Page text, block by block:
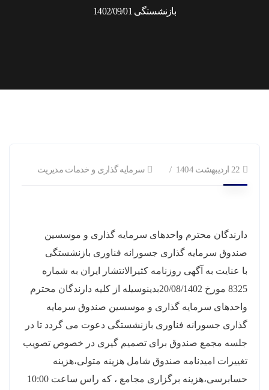
بازنشستگی 1402/09/01
22 اردیبهشت 1404 سرمایه گذاری و خدمات مدیریت
دارندگان محترم واحدهای سرمایه گذاری و موسسین
صندوق سرمایه گذاری جسورانه فناوری بازنشستگی
با عنایت به آگهی روزنامه کثیرالانتشار ایران به شماره
8325 مورخ 20/08/1402بدینوسیله از کلیه دارندگان محترم
واحدهای سرمایه گذاری و موسسین صندوق سرمایه
گذاری جسورانه فناوری بازنشستگی دعوت می گردد تا در
جلسه مجمع صندوق برای تصمیم گیری در خصوص تصویب
تغییرات امیدنامه صندوق شامل هزینه متولی،هزینه
حسابرسی،هزینه برگزاری مجامع ، که راس ساعت 10:00